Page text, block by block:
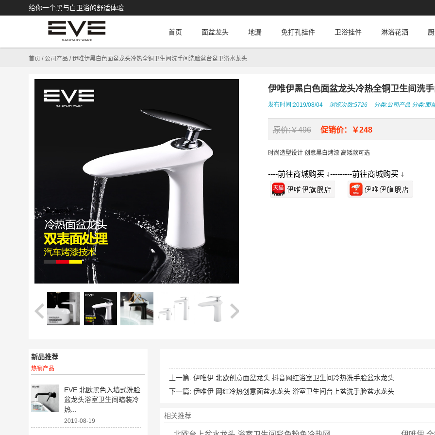
给你一个黑与白卫浴的舒适体验
首页 面盆龙头 地漏 免打孔挂件 卫浴挂件 淋浴花洒
首页 / 公司产品 /伊唯伊黑白色面盆龙头冷热全铜卫生间洗手间洗脸盆台盆卫浴水龙头
伊唯伊黑白色面盆龙头冷热全铜卫生间洗
发布时间:2019/08/04 浏览次数:5726 分类:公司产品分类:面
原价:￥496 促销价：￥248
时尚造型设计 创意黑白烤漆 高矮款可选
----前往商城购买 ↓---------前往商城购买 ↓
上一篇: 伊唯伊 北欧创意面盆龙头 抖音网红浴室卫生间冷热洗手脸盆水龙头
下一篇: 伊唯伊 网红冷热创意面盆水龙头 浴室卫生间台上盆洗手脸盆水龙头
相关推荐
新品推荐
热销产品
EVE 北欧黑色入墙式洗脸
盆龙头浴室卫生间暗装冷
热...
2019-08-19